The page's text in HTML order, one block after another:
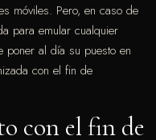
móviles. Pero, en caso de
para emular cualquier
poner al día su puesto en
con el fin de
con el fin de